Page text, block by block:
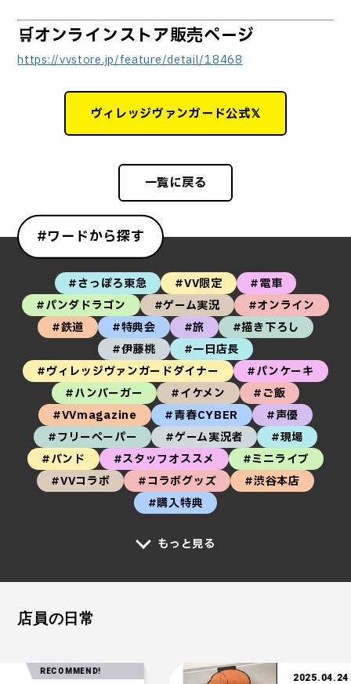
🛒オンラインストア販売ページ
https://vvstore.jp/feature/detail/18468
ヴィレッジヴァンガード公式𝕏
一覧に戻る
#ワードから探す
#さっぽろ東急 #VV限定
#電車
#パンダドラゴン
#ゲーム実況
#オンライン
#鉄道
#特典会 #旅
#描き下ろし
#伊藤桃
#一日店長
#ヴィレッジヴァンガードダイナー
#パンケーキ
#ハンバーガー
#イケメン
#ご飯
#VVmagazine
#青春CYBER
#声優
#フリーペーパー
#ゲーム実況者
#現場
#バンド
#スタッフオススメ
#ミニライブ
#VVコラボ
#コラボグッズ
#渋谷本店
#購入特典
もっと見る
店員の日常
RECOMMEND!
2025.04.24